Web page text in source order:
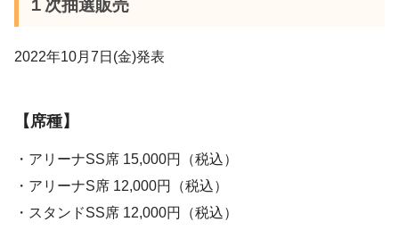
１次抽選販売
2022年10月7日(金)発表
【席種】
・アリーナSS席 15,000円（税込）
・アリーナS席 12,000円（税込）
・スタンドSS席 12,000円（税込）